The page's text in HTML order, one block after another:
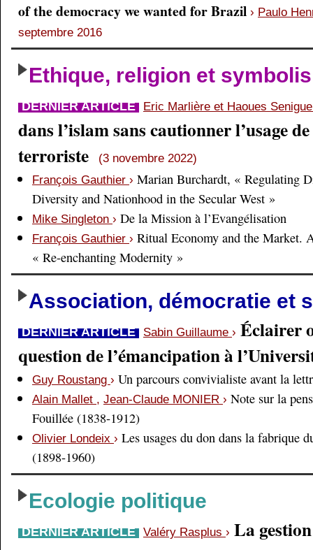
of the democracy we wanted for Brazil › Paulo
septembre 2016
Ethique, religion et
DERNIER ARTICLE Eric Marlière et Haoues
dans l’islam sans cautionner l’usage
terroriste
(3 novembre 2022)
François Gauthier › Marian Burchardt, « Regulating
Diversity and Nationhood in the Secular West »
Mike Singleton › De la Mission à l’Evangélisation
François Gauthier › Ritual Economy and the Market.
« Re-enchanting Modernity »
Association, démocratie et
DERNIER ARTICLE Sabin Guillaume › Éclairer
question de l’émancipation à
Guy Roustang › Un parcours convivialiste avant la
Alain Mallet , Jean-Claude MONIER › Note sur la
Fouillée (1838-1912)
Olivier Londeix › Les usages du don dans la fabrique
(1898-1960)
Ecologie politique
DERNIER ARTICLE Valéry Rasplus › La